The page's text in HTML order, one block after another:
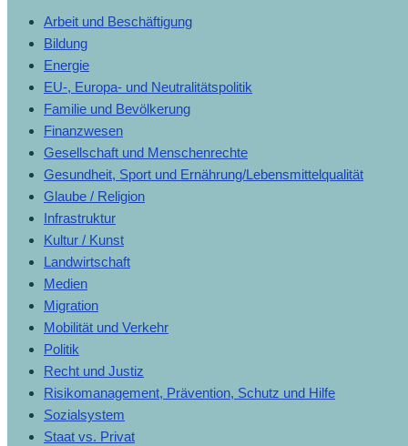
Arbeit und Beschäftigung
Bildung
Energie
EU-, Europa- und Neutralitätspolitik
Familie und Bevölkerung
Finanzwesen
Gesellschaft und Menschenrechte
Gesundheit, Sport und Ernährung/Lebensmittelqualität
Glaube / Religion
Infrastruktur
Kultur / Kunst
Landwirtschaft
Medien
Migration
Mobilität und Verkehr
Politik
Recht und Justiz
Risikomanagement, Prävention, Schutz und Hilfe
Sozialsystem
Staat vs. Privat